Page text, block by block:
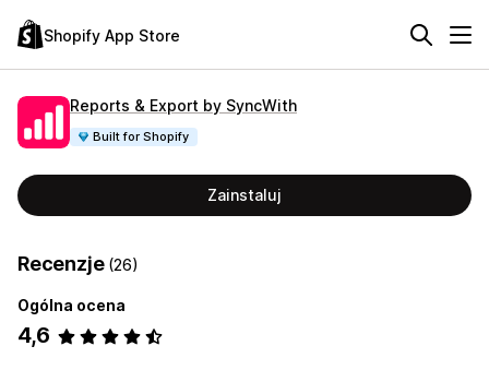
Shopify App Store
Reports & Export by SyncWith
Built for Shopify
Zainstaluj
Recenzje (26)
Ogólna ocena
4,6